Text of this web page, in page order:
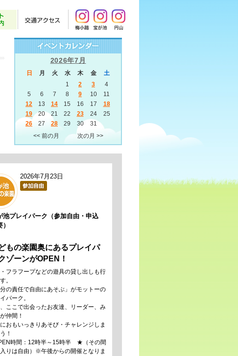
2026年7月
日 月 火 水 木 金
土
1
2 3
4
5
6 7 8 9 10
11
12
13 14 15 16 17
18
19
20 21 22 23 24
25
26
27 28 29 30
31
<< 前の月
次の月 >>
2026年7月23日
池プレイパーク（参加自由・申込
もの楽園奥にあるプレイパ
ゾーンがOPEN！
フラフープなどの遊具の貸し出しも行
。
分の責任で自由にあそぶ」がモットーの
パーク。
ここで出会ったお友達、リーダー、み
仲間！
おもいっきりあそび・チャレンジしま
！
時間：12時半～15時半 ★（その間
りは自由） ※午後からの開催となりま